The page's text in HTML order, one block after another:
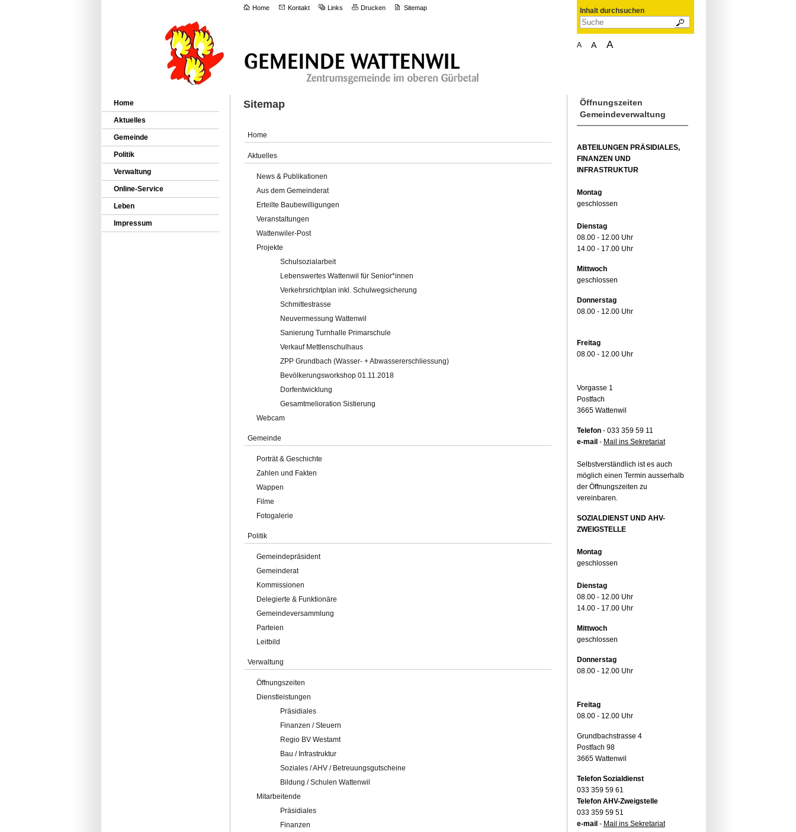
Home Kontakt Links Drucken Sitemap Inhalt durchsuchen
A A A
Home
Aktuelles
Gemeinde
Politik
Verwaltung
Online-Service
Leben
Impressum
Sitemap
Home
Aktuelles
News & Publikationen
Aus dem Gemeinderat
Erteilte Baubewilligungen
Veranstaltungen
Wattenwiler-Post
Projekte
Schulsozialarbeit
Lebenswertes Wattenwil für Senior*innen
Verkehrsrichtplan inkl. Schulwegsicherung
Schmittestrasse
Neuvermessung Wattenwil
Sanierung Turnhalle Primarschule
Verkauf Mettlenschulhaus
ZPP Grundbach (Wasser- + Abwassererschliessung)
Bevölkerungsworkshop 01.11.2018
Dorfentwicklung
Gesamtmelioration Sistierung
Webcam
Gemeinde
Porträt & Geschichte
Zahlen und Fakten
Wappen
Filme
Fotogalerie
Politik
Gemeindepräsident
Gemeinderat
Kommissionen
Delegierte & Funktionäre
Gemeindeversammlung
Parteien
Leitbild
Verwaltung
Öffnungszeiten
Dienstleistungen
Präsidiales
Finanzen / Steuern
Regio BV Westamt
Bau / Infrastruktur
Soziales / AHV / Betreuungsgutscheine
Bildung / Schulen Wattenwil
Mitarbeitende
Präsidiales
Finanzen
Öffnungszeiten
Gemeindeverwaltung
ABTEILUNGEN PRÄSIDIALES,
FINANZEN UND
INFRASTRUKTUR
Montag
geschlossen
Dienstag
08.00 - 12.00 Uhr
14.00 - 17.00 Uhr
Mittwoch
geschlossen
Donnerstag
08.00 - 12.00 Uhr
Freitag
08.00 - 12.00 Uhr
Vorgasse 1
Postfach
3665 Wattenwil
Telefon- 033 359 59 11
e-mail - Mail ins Sekretariat
Selbstverständlich ist es auch
möglich einen Termin ausserhalb
der Öffnungszeiten zu
vereinbaren.
SOZIALDIENST UND AHV-
ZWEIGSTELLE
Montag
geschlossen
Dienstag
08.00 - 12.00 Uhr
14.00 - 17.00 Uhr
Mittwoch
geschlossen
Donnerstag
08.00 - 12.00 Uhr
Freitag
08.00 - 12.00 Uhr
Grundbachstrasse 4
Postfach 98
3665 Wattenwil
Telefon Sozialdienst
033 359 59 61
Telefon AHV-Zweigstelle
033 359 59 51
e-mail - Mail ins Sekretariat